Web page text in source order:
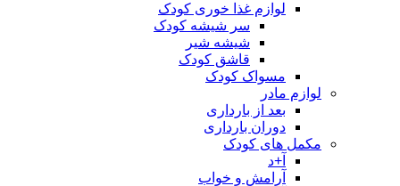
لوازم غذا خوری کودک
سر شیشه کودک
شیشه شیر
قاشق کودک
مسواک کودک
لوازم مادر
بعد از بارداری
دوران بارداری
مکمل های کودک
آ+د
آرامش و خواب